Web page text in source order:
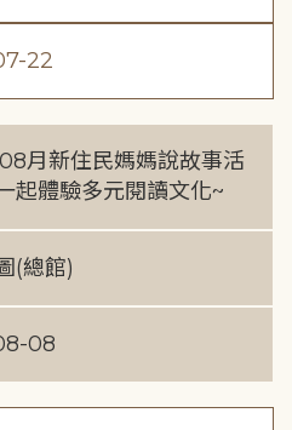
22
08月新住民媽媽說故事活
起體驗多元閱讀文化~
(總館)
08